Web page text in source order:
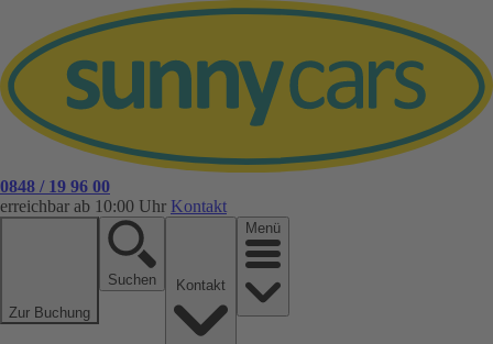
0848 / 19 96 00
erreichbar ab 10:00 Uhr Kontakt
Zur Buchung
Suchen
Menü